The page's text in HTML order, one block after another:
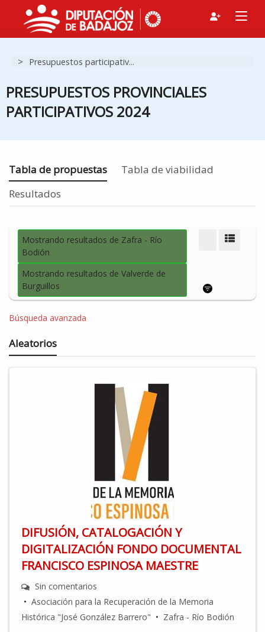
> Presupuestos participativ...
PRESUPUESTOS PROVINCIALES
PARTICIPATIVOS 2024
Estás en
Tabla de propuestas
Tabla de viabilidad
Resultados
Mostrando resultados de Zafra - Río
Bodión
Mostrando resultados de Valverde de
Burguillos
Búsqueda avanzada
Aleatorios
DIFUSIÓN, CATALOGACIÓN Y
DIGITALIZACIÓN FONDO DOCUMENTAL
FRANCISCO ESPINOSA MAESTRE
Sin comentarios
• Asociación para la Recuperación de la Memoria
Histórica "José González Barrero" • Zafra - Río Bodión